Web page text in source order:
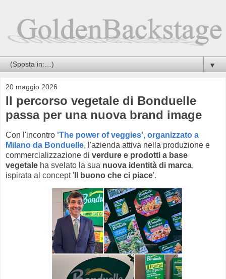
▼
20 maggio 2026
Il percorso vegetale di Bonduelle
passa per una nuova brand image
Con l'incontro 'The power of veggies', organizzato a
Milano da Bonduelle, l'azienda attiva nella produzione e
commercializzazione di verdure e prodotti a base
vegetale ha svelato la sua nuova identità di marca,
ispirata al concept ' Il buono che ci piace'.